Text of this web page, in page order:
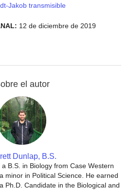
Jakob transmisible
12 de diciembre de 2019
el autor
Dunlap, B.S.
B.S. in Biology from Case Western
minor in Political Science. He earned
Ph.D. Candidate in the Biological and